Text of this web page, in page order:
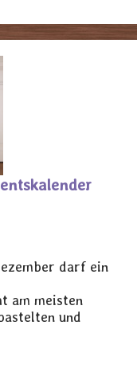
darf ein
am meisten
und